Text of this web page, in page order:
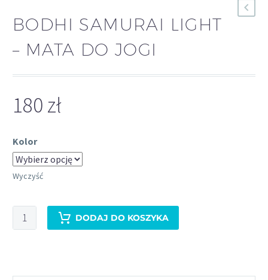
BODHI SAMURAI LIGHT
– MATA DO JOGI
180 zł
Kolor
Wyczyść
ilość
Bodhi
-
DODAJ DO KOSZYKA